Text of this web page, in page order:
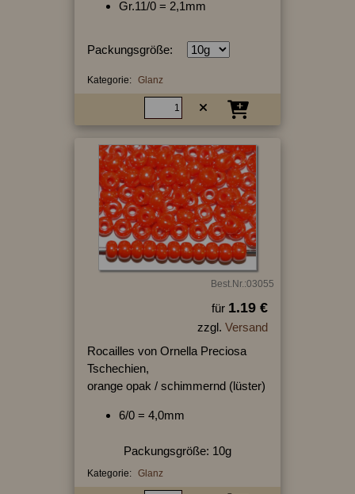
Gr.11/0 = 2,1mm
Packungsgröße:
Kategorie: Glanz
Best.Nr.:03055
für 1.19 €
zzgl. Versand
Rocailles von Ornella Preciosa
Tschechien,
orange opak / schimmernd (lüster)
6/0 = 4,0mm
Packungsgröße: 10g
Kategorie: Glanz